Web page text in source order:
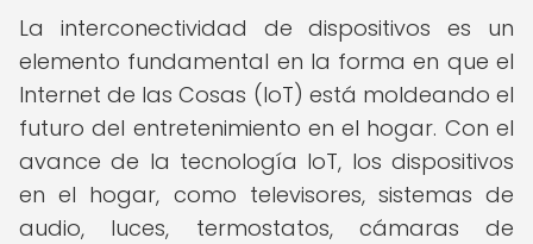
La interconectividad de dispositivos es un
elemento fundamental en la forma en que el
Internet de las Cosas (IoT) está moldeando el
futuro del entretenimiento en el hogar. Con el
avance de la tecnología IoT, los dispositivos
en el hogar, como televisores, sistemas de
audio, luces, termostatos, cámaras de